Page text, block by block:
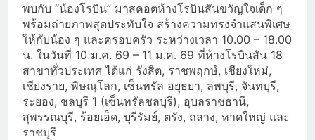
พบกับ “น้องโรบิน” มาสคอตห้างโรบินสันขวัญใจเด็ก ๆ
พร้อมถ่ายภาพสุดประทับใจ สร้างความทรงจำแสนพิเศษ
ให้กับน้อง ๆ และครอบครัว ระหว่างเวลา 10.00 – 18.00
น. ในวันที่ 10 ม.ค. 69 – 11 ม.ค. 69 ที่ห้างโรบินสัน 18
สาขาทั่วประเทศ ได้แก่ รังสิต, ราชพฤกษ์, เชียงใหม่,
เชียงราย, พิษณุโลก, เซ็นทรัล อยุธยา, ลพบุรี, จันทบุรี,
ระยอง, ชลบุรี 1 (เซ็นทรัลชลบุรี), อุบลราชธานี,
สุพรรณบุรี, ร้อยเอ็ด, บุรีรัมย์, ตรัง, ถลาง, หาดใหญ่ และ
ราชบุรี